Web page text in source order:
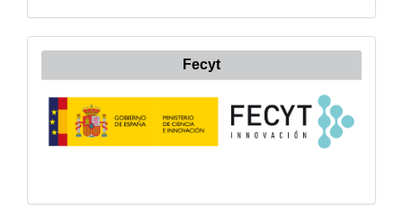
Fecyt